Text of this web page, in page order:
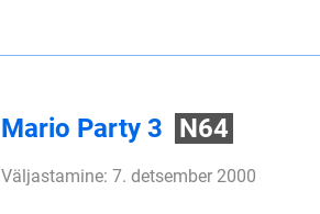
Mario Party 3 N64
Väljastamine: 7. detsember 2000